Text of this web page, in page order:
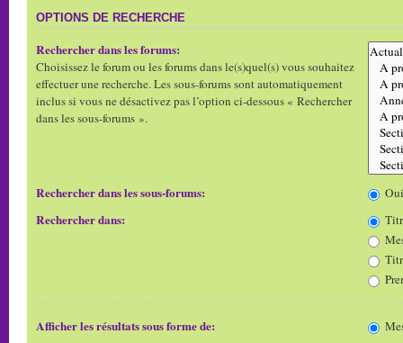
OPTIONS DE RECHERCHE
Rechercher dans les forums:
Choisissez le forum ou les forums dans le(s)quel(s) vous souhaitez
effectuer une recherche. Les sous-forums sont automatiquement
inclus si vous ne désactivez pas l’option ci-dessous « Rechercher
dans les sous-forums ».
Rechercher dans les sous-forums: Oui
Rechercher dans:
Afficher les résultats sous forme de: